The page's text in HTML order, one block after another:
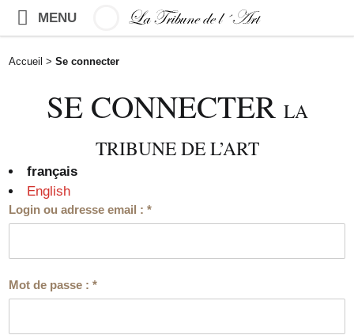
MENU
Accueil > Se connecter
SE CONNECTER LA
TRIBUNE DE L’ART
français
English
Login ou adresse email :*
Mot de passe :*